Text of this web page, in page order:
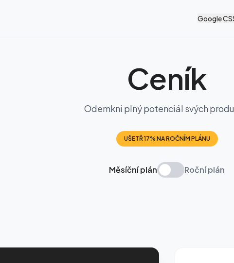
Google
Ceník
Odemkni plný potenciál svých
UŠETŘ 17% NA ROČNÍM PLÁNU
Měsíční plán Roční plán